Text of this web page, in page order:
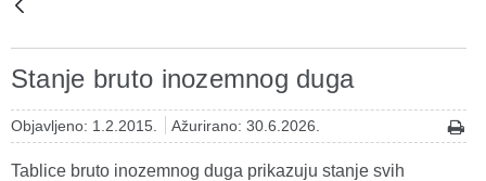
Stanje bruto inozemnog duga
Objavljeno: 1.2.2015. Ažurirano: 30.6.2026.
Tablice bruto inozemnog duga prikazuju stanje svih